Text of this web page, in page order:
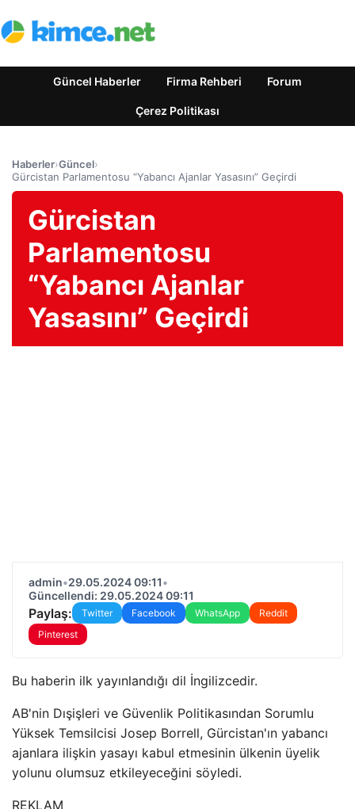
Güncel Haberler Firma Rehberi Forum
Çerez Politikası
Haberler›Güncel›
Gürcistan Parlamentosu “Yabancı Ajanlar Yasasını” Geçirdi
Gürcistan
Parlamentosu
“Yabancı Ajanlar
Yasasını” Geçirdi
admin•29.05.2024 09:11•
Güncellendi: 29.05.2024 09:11
Paylaş: Twitter Facebook WhatsApp
Reddit
Pinterest
Bu haberin ilk yayınlandığı dil İngilizcedir.
AB'nin Dışişleri ve Güvenlik Politikasından Sorumlu
Yüksek Temsilcisi Josep Borrell, Gürcistan'ın yabancı
ajanlara ilişkin yasayı kabul etmesinin ülkenin üyelik
yolunu olumsuz etkileyeceğini söyledi.
REKLAM